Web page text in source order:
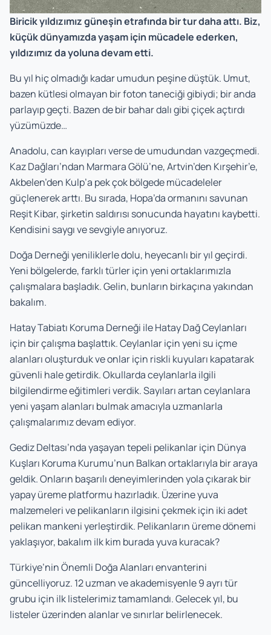
Biricik yıldızımız güneşin etrafında bir tur daha attı. Biz,
küçük dünyamızda yaşam için mücadele ederken,
yıldızımız da yoluna devam etti.
Bu yıl hiç olmadığı kadar umudun peşine düştük. Umut,
bazen kütlesi olmayan bir foton taneciği gibiydi; bir anda
parlayıp geçti. Bazen de bir bahar dalı gibi çiçek açtırdı
yüzümüzde…
Anadolu, can kayıpları verse de umudundan vazgeçmedi.
Kaz Dağları’ndan Marmara Gölü’ne, Artvin’den Kırşehir’e,
Akbelen’den Kulp’a pek çok bölgede mücadeleler
güçlenerek arttı. Bu sırada, Hopa’da ormanını savunan
Reşit Kibar, şirketin saldırısı sonucunda hayatını kaybetti.
Kendisini saygı ve sevgiyle anıyoruz.
Doğa Derneği yeniliklerle dolu, heyecanlı bir yıl geçirdi.
Yeni bölgelerde, farklı türler için yeni ortaklarımızla
çalışmalara başladık. Gelin, bunların birkaçına yakından
bakalım.
Hatay Tabiatı Koruma Derneği ile Hatay Dağ Ceylanları
için bir çalışma başlattık.Ceylanlar için yeni su içme
alanları oluşturduk ve onlar için riskli kuyuları kapatarak
güvenli hale getirdik. Okullarda ceylanlarla ilgili
bilgilendirme eğitimleri verdik. Sayıları artan ceylanlara
yeni yaşam alanları bulmak amacıyla uzmanlarla
çalışmalarımız devam ediyor.
Gediz Deltası’nda yaşayan tepeli pelikanlar için Dünya
Kuşları Koruma Kurumu’nun Balkan ortaklarıyla bir araya
geldik. Onların başarılı deneyimlerinden yola çıkarak bir
yapay üreme platformu hazırladık. Üzerine yuva
malzemeleri ve pelikanların ilgisini çekmek için iki adet
pelikan mankeni yerleştirdik. Pelikanların üreme dönemi
yaklaşıyor, bakalım ilk kim burada yuva kuracak?
Türkiye’nin Önemli Doğa Alanları envanterini
güncelliyoruz. 12 uzman ve akademisyenle 9 ayrı tür
grubu için ilk listelerimiz tamamlandı. Gelecek yıl, bu
listeler üzerinden alanlar ve sınırlar belirlenecek.